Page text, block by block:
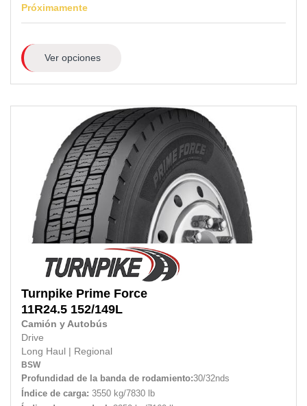
Próximamente
Ver opciones
Turnpike Prime Force
11R24.5 152/149L
Camión y Autobús
Drive
Long Haul | Regional
BSW
Profundidad de la banda de rodamiento:30/32nds
Índice de carga: 3550 kg/7830 lb